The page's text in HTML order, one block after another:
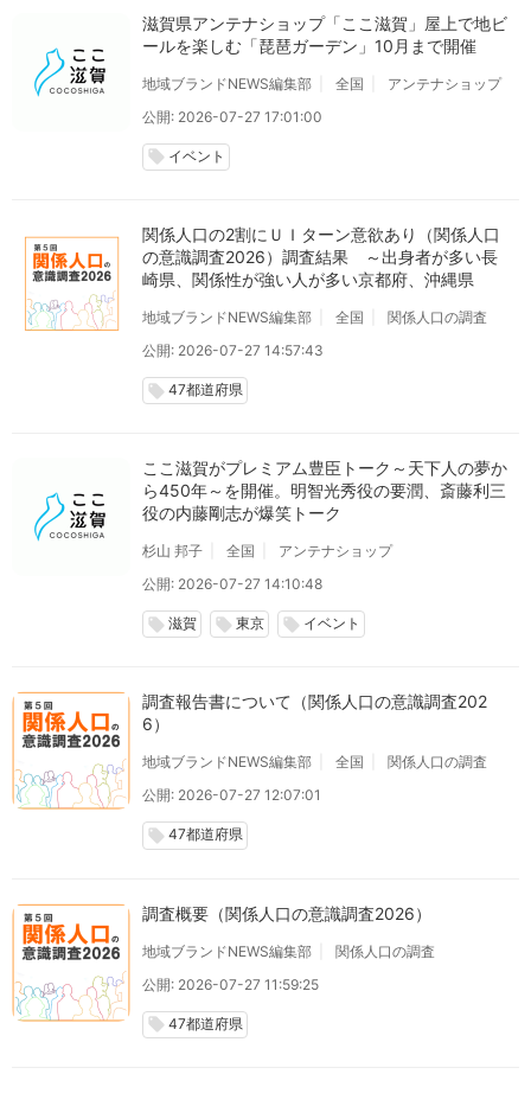
滋賀県アンテナショップ「ここ滋賀」屋上で地ビ
ールを楽しむ「琵琶ガーデン」10月まで開催
地域ブランドNEWS編集部 全国
アンテナショップ
公開: 2026-07-27 17:01:00
local_offer イベント
関係人口の2割にＵＩターン意欲あり（関係人口
の意識調査2026）調査結果 ～出身者が多い長
崎県、関係性が強い人が多い京都府、沖縄県
地域ブランドNEWS編集部 全国
関係人口の調査
公開: 2026-07-27 14:57:43
local_offer 47都道府県
ここ滋賀がプレミアム豊臣トーク～天下人の夢か
ら450年～を開催。明智光秀役の要潤、斎藤利三
役の内藤剛志が爆笑トーク
杉山 邦子 全国
アンテナショップ
公開: 2026-07-27 14:10:48
local_offer 滋賀 local_offer 東京 local_offer イベント
調査報告書について（関係人口の意識調査202
6）
地域ブランドNEWS編集部 全国
関係人口の調査
公開: 2026-07-27 12:07:01
local_offer 47都道府県
調査概要（関係人口の意識調査2026）
地域ブランドNEWS編集部
関係人口の調査
公開: 2026-07-27 11:59:25
local_offer 47都道府県